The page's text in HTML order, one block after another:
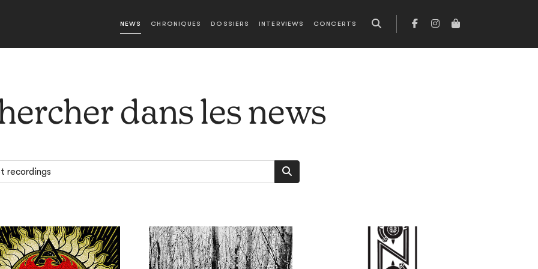
NEWS CHRONIQUES DOSSIERS INTERVIEWS CONCERTS
dans les news